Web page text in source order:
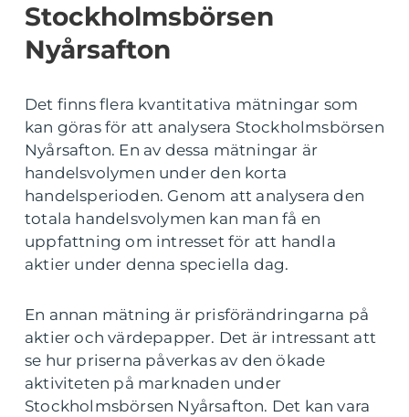
Stockholmsbörsen
Nyårsafton
Det finns flera kvantitativa mätningar som
kan göras för att analysera Stockholmsbörsen
Nyårsafton. En av dessa mätningar är
handelsvolymen under den korta
handelsperioden. Genom att analysera den
totala handelsvolymen kan man få en
uppfattning om intresset för att handla
aktier under denna speciella dag.
En annan mätning är prisförändringarna på
aktier och värdepapper. Det är intressant att
se hur priserna påverkas av den ökade
aktiviteten på marknaden under
Stockholmsbörsen Nyårsafton. Det kan vara